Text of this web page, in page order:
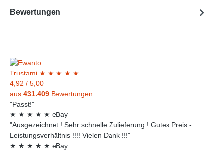
Bewertungen
Trustami ★ ★ ★ ★ ★
4,92 / 5,00
aus 431.409 Bewertungen
"Passt!"
★ ★ ★ ★ ★ eBay
"Ausgezeichnet ! Sehr schnelle Zulieferung ! Gutes Preis -
Leistungsverhältnis !!!! Vielen Dank !!!"
★ ★ ★ ★ ★ eBay